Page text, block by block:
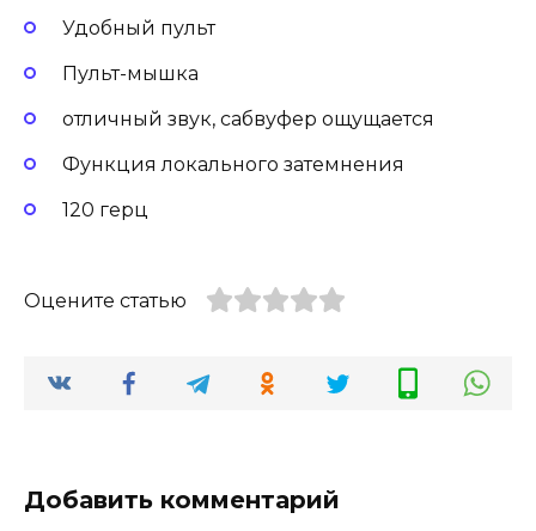
Удобный пульт
Пульт-мышка
отличный звук, сабвуфер ощущается
Функция локального затемнения
120 герц
Оцените статью
Добавить комментарий